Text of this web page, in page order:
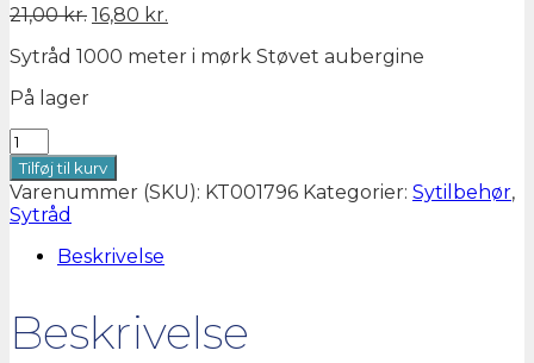
21,00kr. Den
pris
16,80 kr.
pris
Sytråd 1000 meter i mørk Støvet aubergine
På lager
Sytråd
1000
meter
mørk
Støvet
aubergine
Tilføj til kurv
Varenummer (SKU): KT001796 Kategorier: Sytilbehør,
Sytråd
Beskrivelse
Beskrivelse